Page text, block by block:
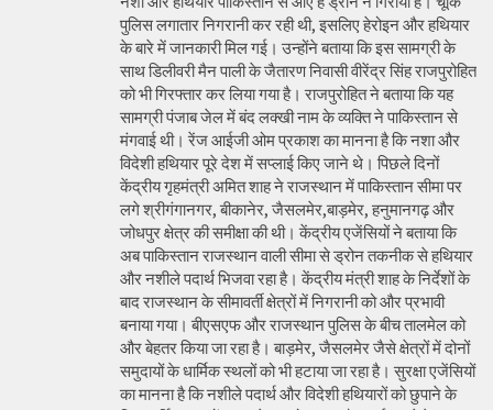
पुलिस लगातार निगरानी कर रही थी, इसलिए हेरोइन और हथियार
के बारे में जानकारी मिल गई। उन्होंने बताया कि इस सामग्री के
साथ डिलीवरी मैन पाली के जैतारण निवासी वीरेंद्र सिंह राजपुरोहित
को भी गिरफ्तार कर लिया गया है। राजपुरोहित ने बताया कि यह
सामग्री पंजाब जेल में बंद लक्खी नाम के व्यक्ति ने पाकिस्तान से
मंगवाई थी। रेंज आईजी ओम प्रकाश का मानना है कि नशा और
विदेशी हथियार पूरे देश में सप्लाई किए जाने थे। पिछले दिनों
केंद्रीय गृहमंत्री अमित शाह ने राजस्थान में पाकिस्तान सीमा पर
लगे श्रीगंगानगर, बीकानेर, जैसलमेर,बाड़मेर, हनुमानगढ़ और
जोधपुर क्षेत्र की समीक्षा की थी। केंद्रीय एजेंसियों ने बताया कि
अब पाकिस्तान राजस्थान वाली सीमा से ड्रोन तकनीक से हथियार
और नशीले पदार्थ भिजवा रहा है। केंद्रीय मंत्री शाह के निर्देशों के
बाद राजस्थान के सीमावर्ती क्षेत्रों में निगरानी को और प्रभावी
बनाया गया। बीएसएफ और राजस्थान पुलिस के बीच तालमेल को
और बेहतर किया जा रहा है। बाड़मेर, जैसलमेर जैसे क्षेत्रों में दोनों
समुदायों के धार्मिक स्थलों को भी हटाया जा रहा है। सुरक्षा एजेंसियों
का मानना है कि नशीले पदार्थ और विदेशी हथियारों को छुपाने के